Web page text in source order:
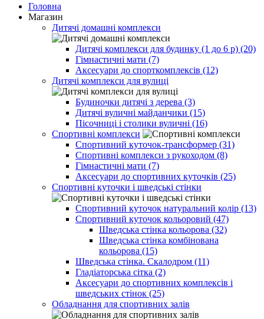
Головна
Магазин
Дитячі домашні комплекси
Дитячі комплекси для будинку (1 до 6 р) (20)
Гімнастичні мати (7)
Аксесуари до спорткомплексів (12)
Дитячі комплекси для вулиці
Будиночки дитячі з дерева (3)
Дитячі вуличні майданчики (15)
Пісочниці і столики вуличні (16)
Спортивні комплекси
Спортивний куточок-трансформер (31)
Спортивні комплекси з рукоходом (8)
Гімнастичні мати (7)
Аксесуари до спортивних куточків (25)
Спортивні куточки і шведські стінки
Спортивний куточок натуральний колір (13)
Спортивний куточок кольоровий (47)
Шведська стінка кольорова (32)
Шведська стінка комбінована
кольорова (15)
Шведська стінка. Скалодром (11)
Гладіаторська сітка (2)
Аксесуари до спортивних комплексів і
шведських стінок (25)
Обладнання для спортивних залів